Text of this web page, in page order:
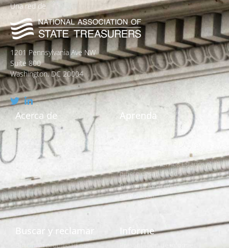
Una red de
1201 Pennsylvania Ave NW
Suite 800
Washington, DC 20004
Acerca de
Quiénes somos
Liderazgo y Plan Estratégico
Políticas y legislación
Aprenda
¿Qué es la propiedad no
¿Es realmente gratis buscar?
Cómo devuelven los Estados el
dinero desaparecido
Reclamación frente a
notificación
Buscar y reclamar
Buscar su propiedad no
Informe